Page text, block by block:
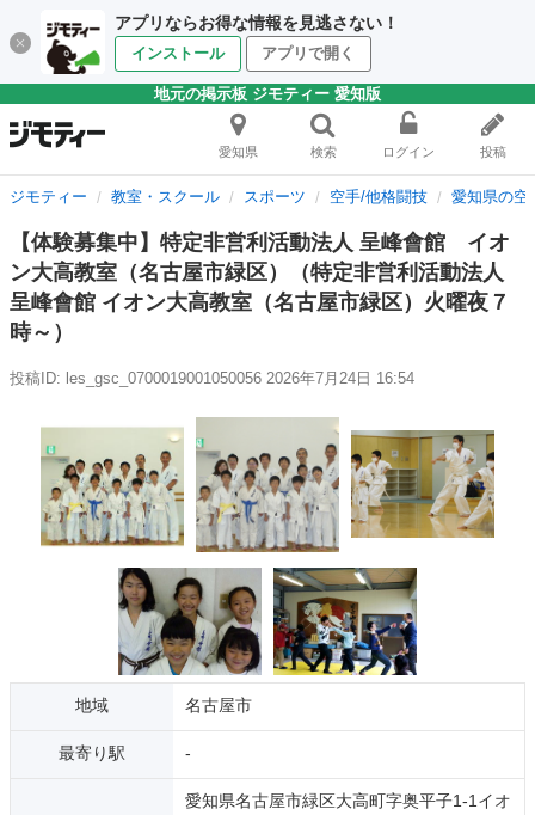
アプリならお得な情報を見逃さない！
インストール アプリで開く
地元の掲示板 ジモティー 愛知版
愛知県 検索 ログイン 投稿
ジモティー 教室・スクール スポーツ 空手/他格闘技 愛知県の空
【体験募集中】特定非営利活動法人 呈峰會館 イオ
ン大高教室（名古屋市緑区）（特定非営利活動法人
呈峰會館 イオン大高教室（名古屋市緑区）火曜夜７
時～）
投稿ID: les_gsc_0700019001050056 2026年7月24日 16:54
地域 名古屋市
最寄り駅 -
愛知県名古屋市緑区大高町字奥平子1-1イオ